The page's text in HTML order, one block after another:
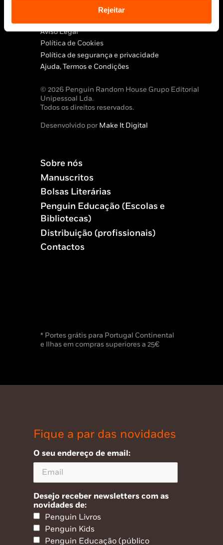
Rejeitar
Aviso Legal
Política de Cookies
Política de segurança e privacidade
Ajuda, Termos e Condições
© 2026 Penguin Random House Grupo Editorial
Unipessoal Lda.
Todos os direitos reservados.
Desenvolvido porMake It Digital
Sobre nós
Manuscritos
Bolsas Literárias
Penguin Educação (Escolas e
Bibliotecas)
Distribuição (profissionais)
Contactos
* Portes grátis para Portugal Continental
e Ilhas em compras superiores a 25€
Fique a par das novidades
O seu endereço de email:
Desejo receber newsletters com as
novidades de:
Penguin Livros
Penguin Kids
Penguin Educação (público